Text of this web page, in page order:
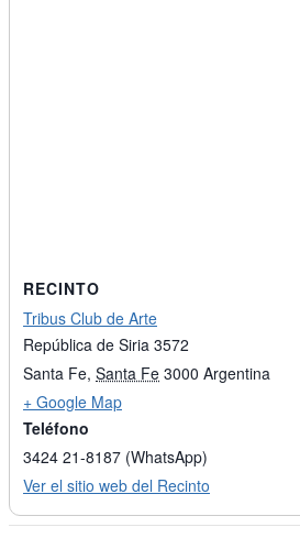
RECINTO
Tribus Club de Arte
República de Siria 3572
Santa Fe, Santa Fe 3000 Argentina
+ Google Map
Teléfono
3424 21-8187 (WhatsApp)
Ver el sitio web del Recinto